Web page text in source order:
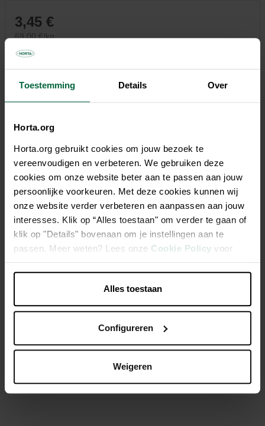
Toestemming Details Over
Horta.org
Horta.org gebruikt cookies om jouw bezoek te
vereenvoudigen en verbeteren. We gebruiken deze
cookies om onze website beter aan te passen aan jouw
persoonlijke voorkeuren. Met deze cookies kunnen wij
onze website verder verbeteren en aanpassen aan jouw
interesses. Klik op “Alles toestaan" om verder te gaan of
klik op "Details" bovenaan om je instellingen aan te
passen. Meer weten? Lees onze Cookie Policy voor
meer informatie.
Alles toestaan
Configureren
Weigeren
3,45 €
69,00 €/kg
Description
Nos Bonbons sont parfaits pour apprendre plein de
nouvelles choses à votre chien : rattraper sa balle, vous
rapporter vos chaussons préférés ou se détendre à vos
côtés. Avec cette recette sans céréales, faible en calories et
riche en poulet frais, vous offrirez encore plus de moments
de bonheur à votre compagnon. Est-ce qu'on peut entendre
Poulet frais
Recette sans céréales